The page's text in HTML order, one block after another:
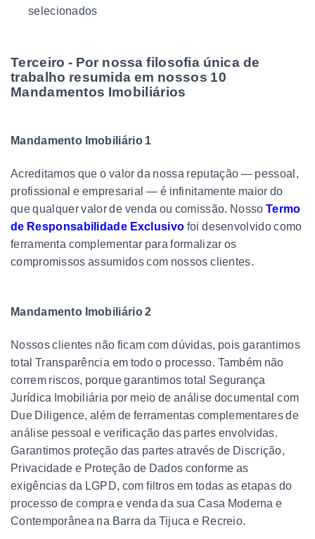
selecionados
Terceiro - Por nossa filosofia única de
trabalho resumida em nossos 10
Mandamentos Imobiliários
Mandamento Imobiliário 1
Acreditamos que o valor da nossa reputação — pessoal,
profissional e empresarial — é infinitamente maior do
que qualquer valor de venda ou comissão. NossoTermo
de Responsabilidade Exclusivo foi desenvolvido como
ferramenta complementar para formalizar os
compromissos assumidos com nossos clientes.
Mandamento Imobiliário 2
Nossos clientes não ficam com dúvidas, pois garantimos
total Transparência em todo o processo. Também não
correm riscos, porque garantimos total Segurança
Jurídica Imobiliária por meio de análise documental com
Due Diligence, além de ferramentas complementares de
análise pessoal e verificação das partes envolvidas.
Garantimos proteção das partes através de Discrição,
Privacidade e Proteção de Dados conforme as
exigências da LGPD, com filtros em todas as etapas do
processo de compra e venda da sua Casa Moderna e
Contemporânea na Barra da Tijuca e Recreio.